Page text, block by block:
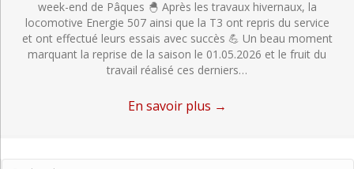
week-end de Pâques 🐣 Après les travaux hivernaux, la
locomotive Energie 507 ainsi que la T3 ont repris du service
et ont effectué leurs essais avec succès 💪 Un beau moment
marquant la reprise de la saison le 01.05.2026 et le fruit du
travail réalisé ces derniers…
En savoir plus →